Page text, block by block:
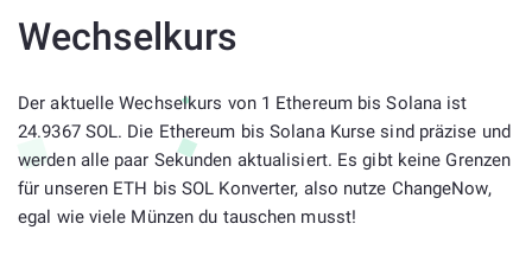
Wechselkurs
Der aktuelle Wechselkurs von 1 Ethereum bis Solana ist
24.9367 SOL. Die Ethereum bis Solana Kurse sind präzise und
werden alle paar Sekunden aktualisiert. Es gibt keine Grenzen
für unseren ETH bis SOL Konverter, also nutze ChangeNow,
egal wie viele Münzen du tauschen musst!